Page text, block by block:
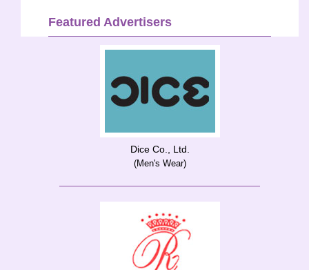
Featured Advertisers
Dice Co., Ltd.
(Men's Wear)